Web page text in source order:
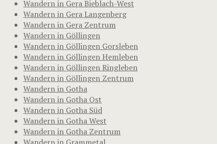
Wandern in Gera Bieblach-West
Wandern in Gera Langenberg
Wandern in Gera Zentrum
Wandern in Göllingen
Wandern in Göllingen Gorsleben
Wandern in Göllingen Hemleben
Wandern in Göllingen Ringleben
Wandern in Göllingen Zentrum
Wandern in Gotha
Wandern in Gotha Ost
Wandern in Gotha Süd
Wandern in Gotha West
Wandern in Gotha Zentrum